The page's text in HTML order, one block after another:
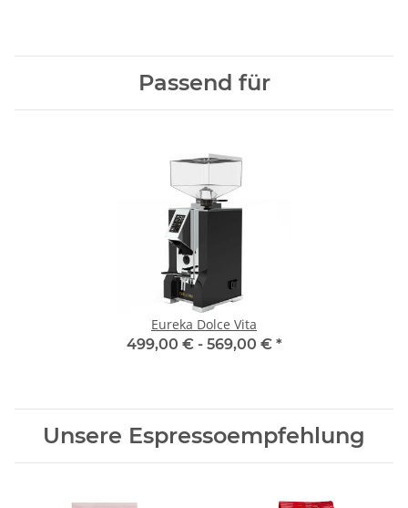
Passend für
Eureka Dolce Vita
499,00 € - 569,00 € *
Unsere Espressoempfehlung